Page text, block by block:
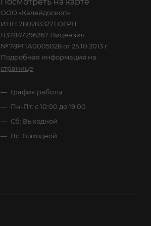
ООО «Калейдоскоп»
ИНН 7802833271 ОГРН
1137847296267 Лицензия
№78РПА0005028 от 25.10.2013 г.
Подробная информация на
странице
График работы
Пн-Пт: с 10:00 до 19:00
Сб: Выходной
Вс: Выходной